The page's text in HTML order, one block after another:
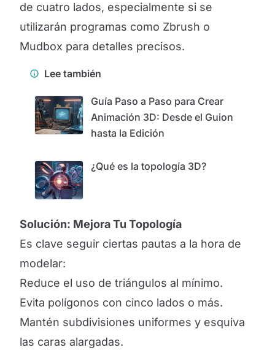
de cuatro lados, especialmente si se
utilizarán programas como Zbrush o
Mudbox para detalles precisos.
Lee también
Guía Paso a Paso para Crear
Animación 3D: Desde el Guion
hasta la Edición
¿Qué es la topología 3D?
Solución: Mejora Tu Topología
Es clave seguir ciertas pautas a la hora de
modelar:
Reduce el uso de triángulos al mínimo.
Evita polígonos con cinco lados o más.
Mantén subdivisiones uniformes y esquiva
las caras alargadas.